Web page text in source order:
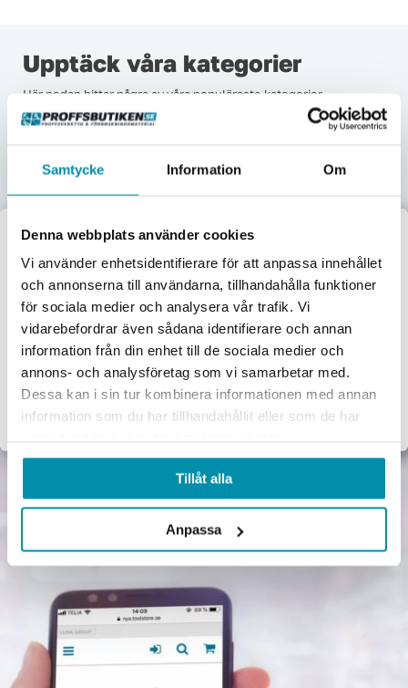
Samtycke Information Om
Denna webbplats använder cookies
Vi använder enhetsidentifierare för att anpassa innehållet
och annonserna till användarna, tillhandahålla funktioner
för sociala medier och analysera vår trafik. Vi
vidarebefordrar även sådana identifierare och annan
information från din enhet till de sociala medier och
annons- och analysföretag som vi samarbetar med.
Dessa kan i sin tur kombinera informationen med annan
information som du har tillhandahållit eller som de har
Tillåt alla
Anpassa
Upptäck våra kategorier
Här nedan hittar några av våra populäraste kategorier.
Verktyg Maskiner Förbrukningsvaror Mätinstrument
Garage & verkstad El & belysning Oljor & kem
Lås & beslag
Välkommen till
Proffsbutiken
Jag handlar som:
Företag
Exkl. moms
Privat
Inkl. moms